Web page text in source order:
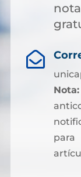

Nota: